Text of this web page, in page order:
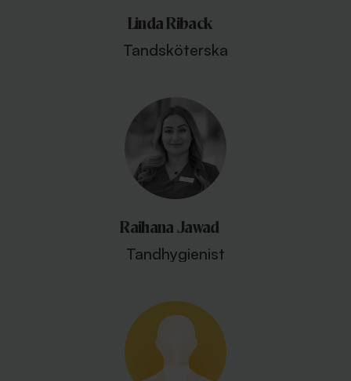
Linda Riback
Tandsköterska
Raihana Jawad
Tandhygienist